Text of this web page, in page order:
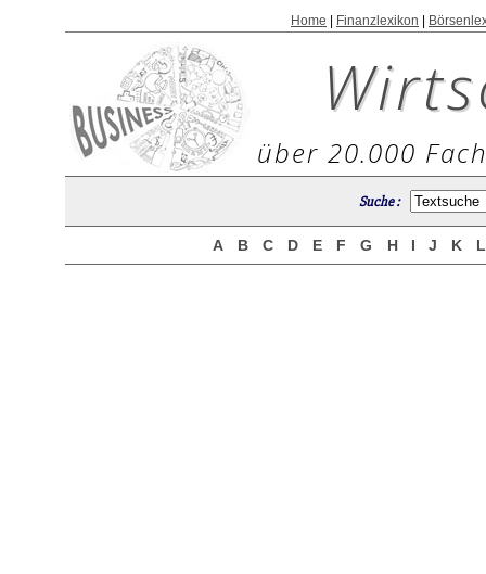
Home Finanzlexikon
über 20.000
Suche :
A B C D E F G H I J K